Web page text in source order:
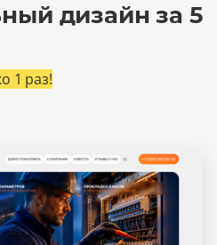
дизайн за 5
1 раз!